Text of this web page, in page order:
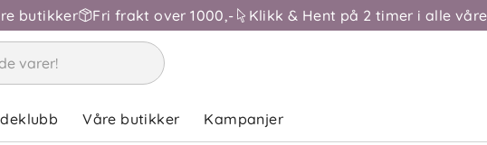
butikker Fri frakt over 1000,- Klikk & Hent på 2 timer i alle
Våre butikker Kampanjer